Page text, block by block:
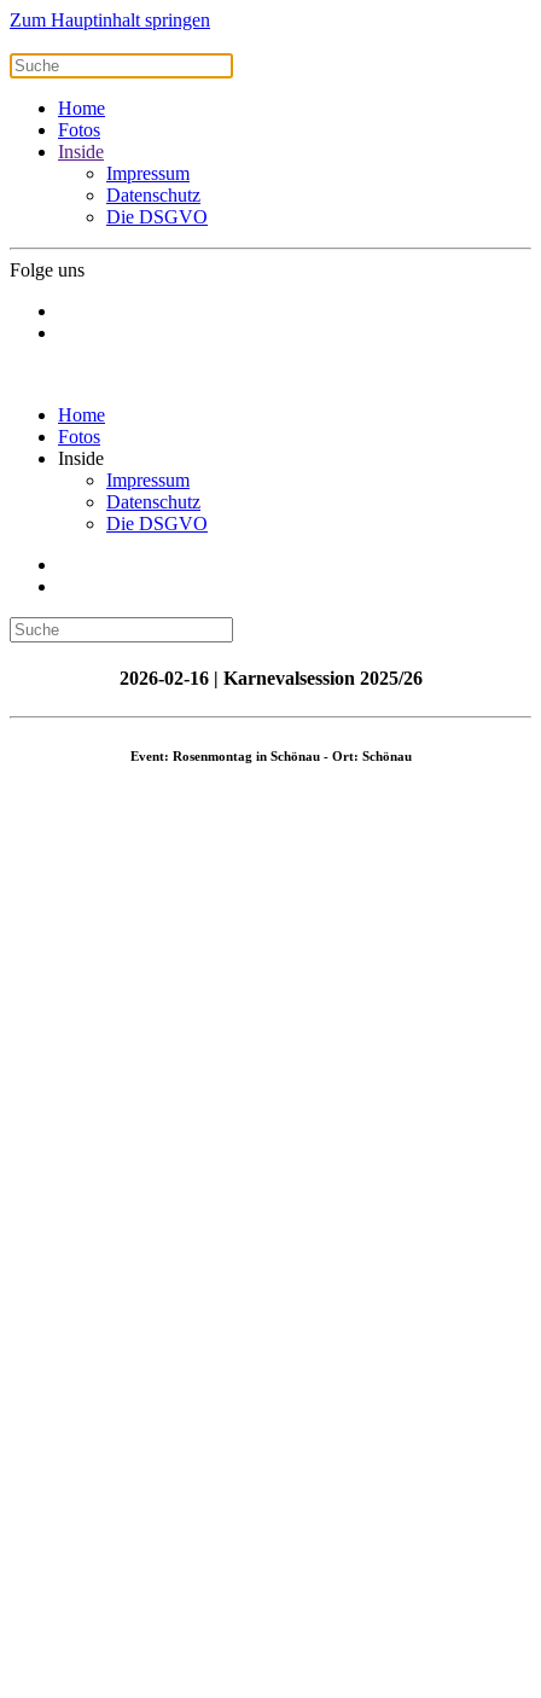
Zum Hauptinhalt springen
Home
Fotos
Inside
Impressum
Datenschutz
Die DSGVO
Folge uns
Home
Fotos
Inside
Impressum
Datenschutz
Die DSGVO
2026-02-16 | Karnevalsession 2025/26
Event: Rosenmontag in Schönau - Ort: Schönau